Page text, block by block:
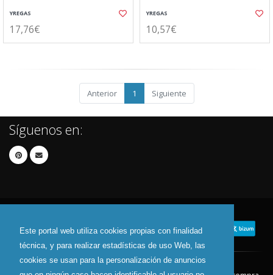
Este portal web utiliza cookies propias con finalidad
técnica, y para realizar estadísticas de uso Web, las
cookies se usan para la personalización de anuncios
YREGAS
17,76€
YREGAS
10,57€
Anterior 1 Siguiente
Síguenos en: